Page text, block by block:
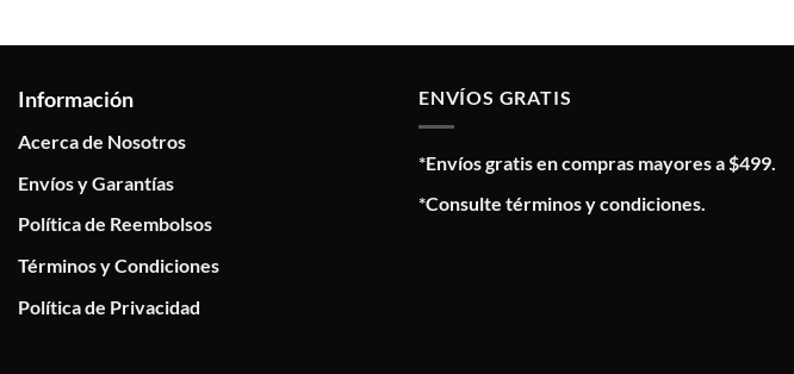
Información
Acerca de Nosotros
Envíos y Garantías
Política de Reembolsos
Términos y Condiciones
Política de Privacidad
ENVÍOS GRATIS
*Envíos gratis en compras mayores a $499.
*Consulte términos y condiciones.